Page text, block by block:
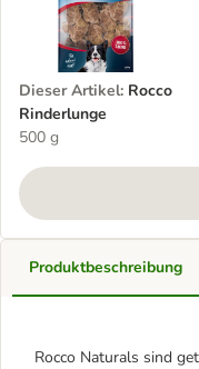
Dieser Artikel: Rocco
Rinderlunge
500 g
Produktbeschreibung
Rocco Naturals sind